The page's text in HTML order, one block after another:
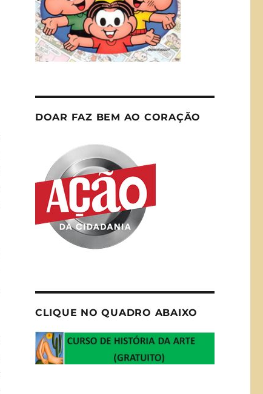
DOAR FAZ BEM AO CORAÇÃO
CLIQUE NO QUADRO ABAIXO